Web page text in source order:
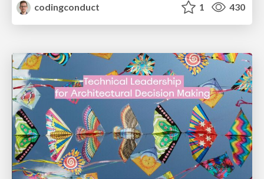
codingconduct
1 430